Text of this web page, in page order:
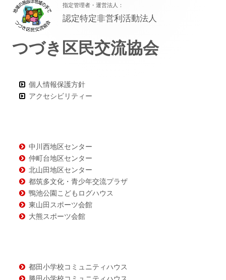
ッ
タ
ー・
ン
テ
指定管理者・運営法人：
認定特定非営利活動法人
つづき区民交流協会
個人情報保護方針
アクセシビリティー
中川西地区センター
仲町台地区センター
北山田地区センター
都筑多文化・青少年交流プラザ
鴨池公園こどもログハウス
東山田スポーツ会館
大熊スポーツ会館
都田小学校コミュニティハウス